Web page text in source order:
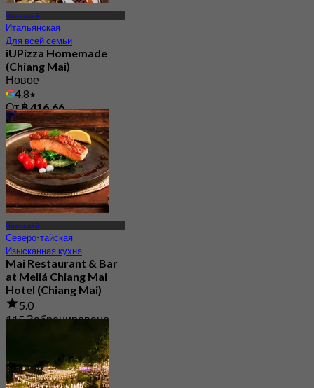
Чиангмай
Итальянская
Для всей семьи
iUPizza Homemade
(Chiang Mai)
Новое
4.8
От฿ 416.66
Чиангмай
Северо-тайская
Изысканная кухня
Mai Restaurant & Bar
at Meliá Chiang Mai
Hotel (Chiang Mai)
5.0
115 Забронировано